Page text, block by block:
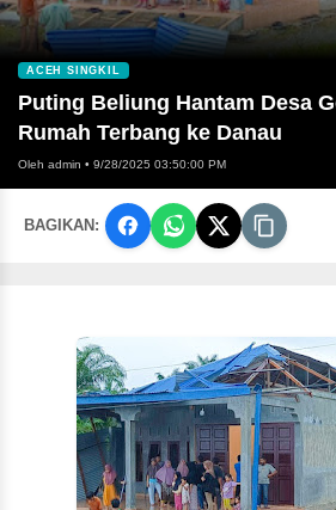
ACEH SINGKIL
Puting Beliung Hantam Desa
Rumah Terbang ke Danau
Oleh admin • 9/28/2025 03:50:00 PM
BAGIKAN: